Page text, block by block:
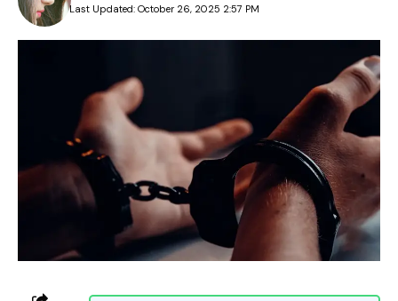
Last Updated: October 26, 2025 2:57 PM